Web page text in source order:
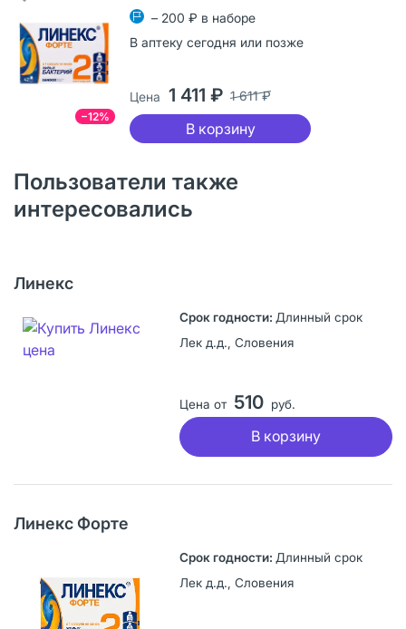
−12%
– 200 ₽ в наборе
В аптеку сегодня или позже
Цена 1 411 ₽ 1 611 ₽
В корзину
Пользователи также
интересовались
Линекс
Длинный срок
Лек д.д., Словения
Цена от 510 руб.
В корзину
Линекс Форте
Длинный срок
Лек д.д., Словения